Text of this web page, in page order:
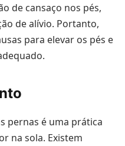
de cansaço nos pés,
de alívio. Portanto,
para elevar os pés e
pernas é uma prática
na sola. Existem